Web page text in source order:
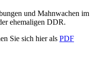
und Mahnwachen im
ehemaligen DDR.
Sie sich hier als PDF